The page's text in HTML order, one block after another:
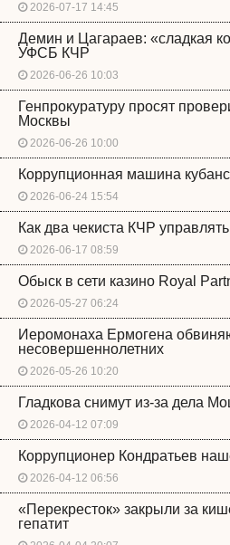
2026-07-17 14:45
Демин и Цагараев: «сладкая
УФСБ КЧР
2026-06-26 10:03
Генпрокуратуру просят
Москвы
2026-06-26 10:00
Коррупционная машина
2026-06-24 15:54
Как два чекиста КЧР
2026-06-17 08:59
Обыск в сети казино Royal
2026-05-27 06:24
Иеромонаха Ермогена
несовершеннолетних
2026-05-26 10:20
Гладкова снимут из-за дела
2026-04-12 07:09
Коррупционер Кондратьев
2026-04-12 06:56
«Перекресток» закрыли за
гепатит